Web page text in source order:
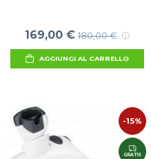
169,00 € 180,00 €
AGGIUNGI AL CARRELLO
-15%
GRATIS